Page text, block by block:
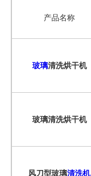
产品名称
玻璃清洗烘干机
玻璃清洗烘干机
风刀型玻璃清洗机